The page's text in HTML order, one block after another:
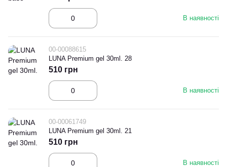
В наявності
00-00088615
LUNA Premium gel 30ml. 28
В наявності
510 грн
00-00061749
LUNA Premium gel 30ml. 21
В наявності
510 грн